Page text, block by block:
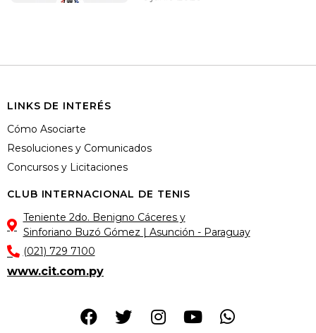
LINKS DE INTERÉS
Cómo Asociarte
Resoluciones y Comunicados
Concursos y Licitaciones
CLUB INTERNACIONAL DE TENIS
Teniente 2do. Benigno Cáceres y
Sinforiano Buzó Gómez | Asunción - Paraguay
(021) 729 7100
www.cit.com.py